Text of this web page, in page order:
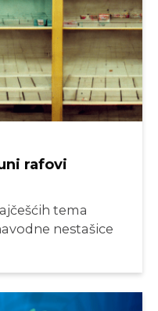
rafovi
tema
nestašice